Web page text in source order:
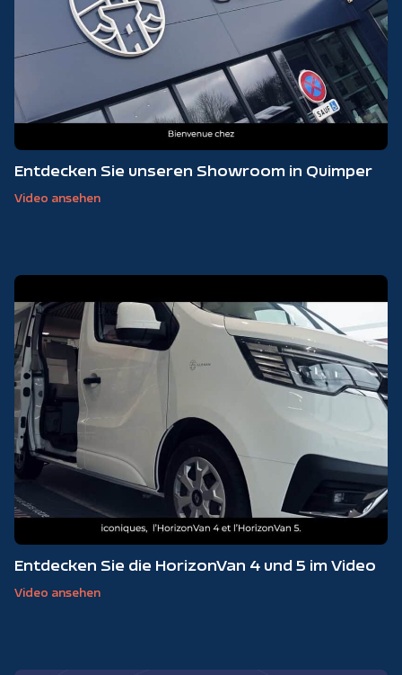
Entdecken Sie unseren Showroom in Quimper
Video ansehen
Entdecken Sie die HorizonVan 4 und 5 im Video
Video ansehen